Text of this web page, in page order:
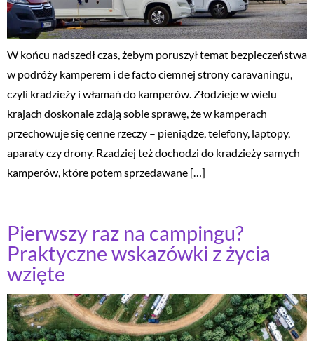
W końcu nadszedł czas, żebym poruszył temat bezpieczeństwa
w podróży kamperem i de facto ciemnej strony caravaningu,
czyli kradzieży i włamań do kamperów. Złodzieje w wielu
krajach doskonale zdają sobie sprawę, że w kamperach
przechowuje się cenne rzeczy – pieniądze, telefony, laptopy,
aparaty czy drony. Rzadziej też dochodzi do kradzieży samych
kamperów, które potem sprzedawane […]
Pierwszy raz na campingu?
Praktyczne wskazówki z życia
wzięte